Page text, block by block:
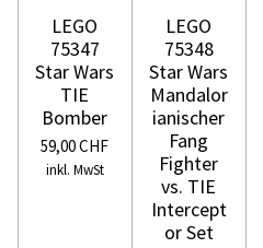
LEGO
75347
Star Wars
TIE
Bomber
59,00 CHF
inkl. MwSt
LEGO
75348
Star Wars
Mandalor
ianischer
Fang
Fighter
vs. TIE
Intercept
or Set